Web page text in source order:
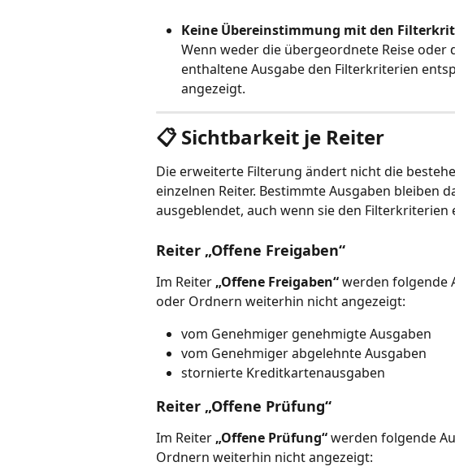
Keine Übereinstimmung mit den
Wenn weder die übergeordnete Reise oder
enthaltene Ausgabe den Filterkriterien
angezeigt.
📋 Sichtbarkeit je Reiter
Die erweiterte Filterung ändert nicht die
einzelnen Reiter. Bestimmte Ausgaben bleiben
ausgeblendet, auch wenn sie den Filterkriterien
Reiter „Offene Freigaben“
Im Reiter „Offene Freigaben“ werden folgende
oder Ordnern weiterhin nicht angezeigt:
vom Genehmiger genehmigte Ausgaben
vom Genehmiger abgelehnte Ausgaben
stornierte Kreditkartenausgaben
Reiter „Offene Prüfung“
Im Reiter „Offene Prüfung“ werden folgende
Ordnern weiterhin nicht angezeigt: